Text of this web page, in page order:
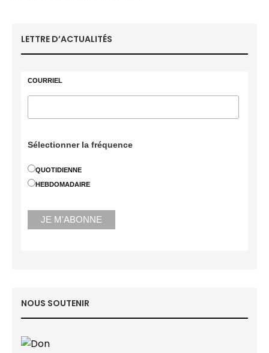
LETTRE D’ACTUALITÉS
COURRIEL
Sélectionner la fréquence
QUOTIDIENNE
HEBDOMADAIRE
NOUS SOUTENIR